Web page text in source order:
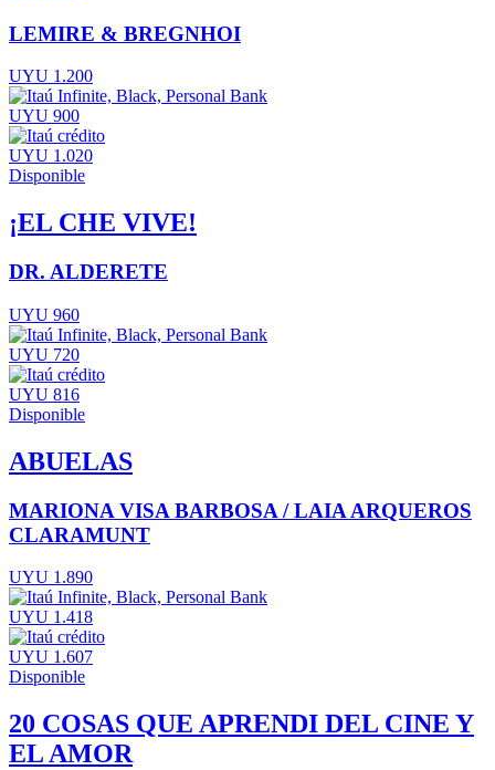
LEMIRE & BREGNHOI
UYU 1.200
UYU 900
UYU 1.020
Disponible
¡EL CHE VIVE!
DR. ALDERETE
UYU 960
UYU 720
UYU 816
Disponible
ABUELAS
MARIONA VISA BARBOSA / LAIA ARQUEROS
CLARAMUNT
UYU 1.890
UYU 1.418
UYU 1.607
Disponible
20 COSAS QUE APRENDI DEL CINE Y
EL AMOR